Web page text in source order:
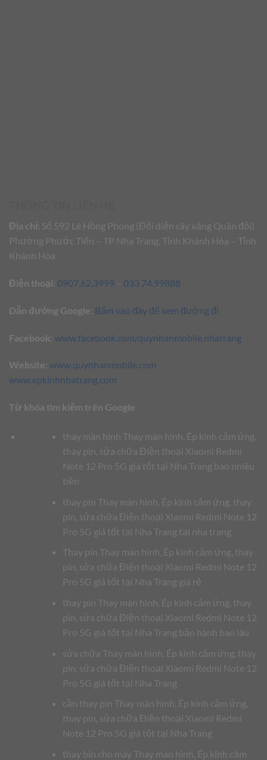
Địa chỉ: Số 592 Lê Hồng Phong (Đối diện cây xăng Quân đội)
Phường Phước Tiến – TP Nha Trang, Tỉnh Khánh Hòa – Tỉnh
Khánh Hòa
Điện thoại: 0907.62.3999 – 033.74.99888
Dẫn đường Google: Bấm vào đây để xem đường đi
Facebook: www.facebook.com/quynhanmobile.nhatrang
Website: www.quynhanmobile.com
www.epkinhnhatrang.com
Từ khóa tìm kiếm trên Google
thay màn hình Thay màn hình, Ép kính cảm ứng,
thay pin, sửa chữa Điện thoại Xiaomi Redmi
Note 12 Pro 5G giá tốt tại Nha Trang bao nhiêu
tiền
thay pin Thay màn hình, Ép kính cảm ứng, thay
pin, sửa chữa Điện thoại Xiaomi Redmi Note 12
Pro 5G giá tốt tại Nha Trang tại nha trang
Thay pin Thay màn hình, Ép kính cảm ứng, thay
pin, sửa chữa Điện thoại Xiaomi Redmi Note 12
Pro 5G giá tốt tại Nha Trang giá rẻ
thay pin Thay màn hình, Ép kính cảm ứng, thay
pin, sửa chữa Điện thoại Xiaomi Redmi Note 12
Pro 5G giá tốt tại Nha Trang bảo hành bao lâu
sửa chữa Thay màn hình, Ép kính cảm ứng, thay
pin, sửa chữa Điện thoại Xiaomi Redmi Note 12
Pro 5G giá tốt tại Nha Trang
cần thay pin Thay màn hình, Ép kính cảm ứng,
thay pin, sửa chữa Điện thoại Xiaomi Redmi
Note 12 Pro 5G giá tốt tại Nha Trang
thay bin cho máy Thay màn hình, Ép kính cảm